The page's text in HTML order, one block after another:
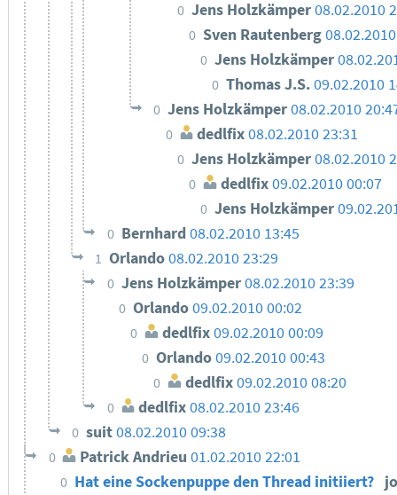
0 Jens Holzkämper08.02.2010
0 Sven Rautenberg
0 Jens Holzkämper
0 Thomas J.S.09.02.2010
0 Jens Holzkämper08.02.2010
0 dedlfix08.02.2010 23:31
0 Jens Holzkämper08.02.2010
0 dedlfix09.02.2010 00:07
0 Jens Holzkämper
0 Bernhard 08.02.2010 13:45
1 Orlando08.02.2010 23:29
0 Jens Holzkämper08.02.2010 23:39
0 Orlando09.02.2010 00:02
0 dedlfix09.02.2010 00:09
0 Orlando09.02.2010 00:43
0 dedlfix09.02.2010 08:20
0 dedlfix08.02.2010 23:46
0 suit08.02.2010 09:38
0 Patrick Andrieu 01.02.2010 22:01
0 Hat eine Sockenpuppe den Thread initiiert?